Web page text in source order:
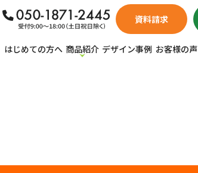
資料請求
はじめての方へ 商品紹介 デザイン事例 お客様の声